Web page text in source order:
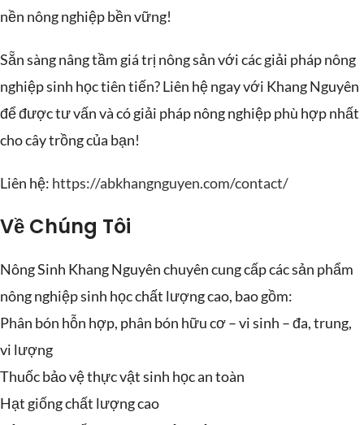
nền nông nghiệp bền vững!
Sẵn sàng nâng tầm giá trị nông sản với các giải pháp nông
nghiệp sinh học tiên tiến? Liên hệ ngay với Khang Nguyên
để được tư vấn và có giải pháp nông nghiệp phù hợp nhất
cho cây trồng của bạn!
Liên hệ: https://abkhangnguyen.com/contact/
Về Chúng Tôi
Nông Sinh Khang Nguyên chuyên cung cấp các sản phẩm
nông nghiệp sinh học chất lượng cao, bao gồm:
Phân bón hỗn hợp, phân bón hữu cơ – vi sinh – đa, trung,
vi lượng
Thuốc bảo vệ thực vật sinh học an toàn
Hạt giống chất lượng cao